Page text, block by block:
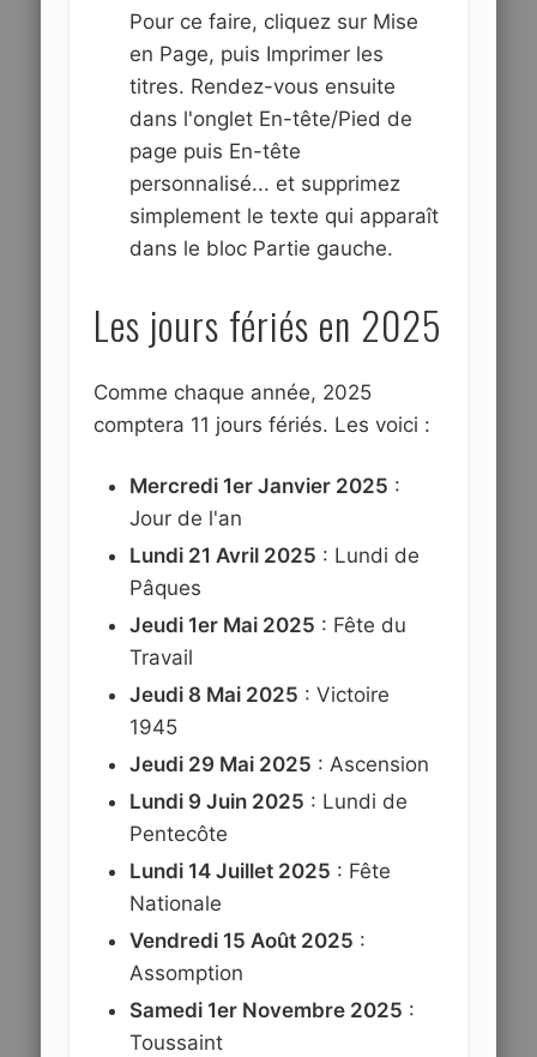
Pour ce faire, cliquez sur Mise
en Page, puis Imprimer les
titres. Rendez-vous ensuite
dans l'onglet En-tête/Pied de
page puis En-tête
personnalisé... et supprimez
simplement le texte qui apparaît
dans le bloc Partie gauche.
Les jours fériés en 2025
Comme chaque année, 2025
comptera 11 jours fériés. Les voici :
Mercredi 1er Janvier 2025 :
Jour de l'an
Lundi 21 Avril 2025 : Lundi de
Pâques
Jeudi 1er Mai 2025 : Fête du
Travail
Jeudi 8 Mai 2025 : Victoire
1945
Jeudi 29 Mai 2025 : Ascension
Lundi 9 Juin 2025 : Lundi de
Pentecôte
Lundi 14 Juillet 2025 : Fête
Nationale
Vendredi 15 Août 2025 :
Assomption
Samedi 1er Novembre 2025 :
Toussaint